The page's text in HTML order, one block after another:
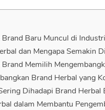
Brand Baru Muncul di
dan Mengapa Semakin
Brand Memilih
Brand Herbal yang
Dihadapi Brand Herbal
dalam Membantu